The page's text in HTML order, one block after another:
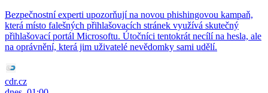
Bezpečnostní experti upozorňují na novou phishingovou kampaň,
která místo falešných přihlašovacích stránek využívá skutečný
přihlašovací portál Microsoftu. Útočníci tentokrát necílí na hesla, ale
na oprávnění, která jim uživatelé nevědomky sami udělí.
cdr.cz